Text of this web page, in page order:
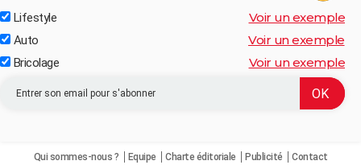
Lifestyle Voir un exemple
Auto Voir un exemple
Bricolage Voir un exemple
Qui sommes-nous ? Equipe Charte éditoriale Publicité Contact